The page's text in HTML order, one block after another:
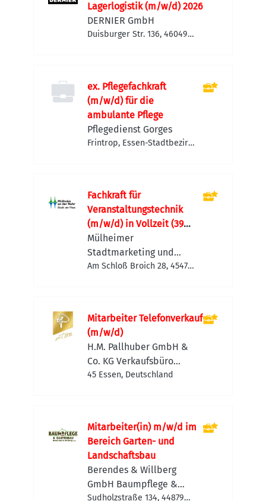
Lagerlogistik (m/w/d) 2026
DERNIER GmbH
Duisburger Str. 136, 46049
ex. Pflegefachkraft
(m/w/d) für die
ambulante Pflege
Pflegedienst Gorges
Frintrop, Essen-Stadtbezirk
Fachkraft für
Veranstaltungstechnik
(m/w/d) in Vollzeit (39
Wochenstunden)
Mülheimer
Stadtmarketing und
Tourismus GmbH (MST)
Am Schloß Broich 28, 45479
Mitarbeiter Telefonverkauf
(m/w/d)
H.M. Pallhuber GmbH &
Co. KG Verkaufsbüro
Essen
45 Essen, Deutschland
Mitarbeiter(in) m/w/d im
Bereich Garten- und
Landschaftsbau
Berendes & Willberg
GmbH Baumpflege &
Gartenbau
Sudholzstraße 134, 44879